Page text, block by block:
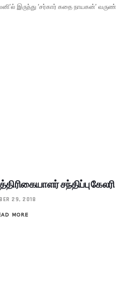
இருந்து ‘சர்கார் கதை நாயகன்’ வருண்
சந்திப்பு கேலரி
29, 2018
MORE